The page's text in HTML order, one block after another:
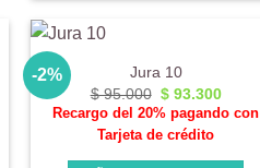
-2%
Jura 10
$95.000 El
precio
original
era:
$93.300El
precio
actual
Recargo del 20% pagando con
Tarjeta de crédito